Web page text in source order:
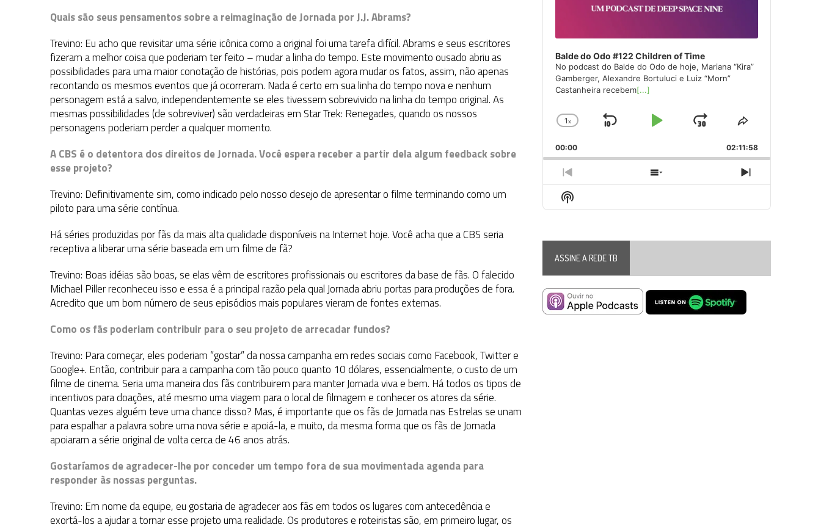
Quais são seus pensamentos sobre a reimaginação de Jornada por J.J. Abrams?
Trevino: Eu acho que revisitar uma série icônica como a original foi uma tarefa difícil. Abrams e seus escritores
fizeram a melhor coisa que poderiam ter feito – mudar a linha do tempo. Este movimento ousado abriu as
possibilidades para uma maior conotação de histórias, pois podem agora mudar os fatos, assim, não apenas
recontando os mesmos eventos que já ocorreram. Nada é certo em sua linha do tempo nova e nenhum
personagem está a salvo, independentemente se eles tivessem sobrevivido na linha do tempo original. As
mesmas possibilidades (de sobreviver) são verdadeiras em Star Trek: Renegades, quando os nossos
personagens poderiam perder a qualquer momento.
A CBS é o detentora dos direitos de Jornada. Você espera receber a partir dela algum feedback sobre
esse projeto?
Trevino: Definitivamente sim, como indicado pelo nosso desejo de apresentar o filme terminando como um
piloto para uma série contínua.
Há séries produzidas por fãs da mais alta qualidade disponíveis na Internet hoje. Você acha que a CBS seria
receptiva a liberar uma série baseada em um filme de fã?
Trevino: Boas idéias são boas, se elas vêm de escritores profissionais ou escritores da base de fãs. O falecido
Michael Piller reconheceu isso e essa é a principal razão pela qual Jornada abriu portas para produções de fora.
Acredito que um bom número de seus episódios mais populares vieram de fontes externas.
Como os fãs poderiam contribuir para o seu projeto de arrecadar fundos?
Trevino: Para começar, eles poderiam “gostar” da nossa campanha em redes sociais como Facebook, Twitter e
Google+. Então, contribuir para a campanha com tão pouco quanto 10 dólares, essencialmente, o custo de um
filme de cinema. Seria uma maneira dos fãs contribuirem para manter Jornada viva e bem. Há todos os tipos de
incentivos para doações, até mesmo uma viagem para o local de filmagem e conhecer os atores da série.
Quantas vezes alguém teve uma chance disso? Mas, é importante que os fãs de Jornada nas Estrelas se unam
para espalhar a palavra sobre uma nova série e apoiá-la, e muito, da mesma forma que os fãs de Jornada
apoiaram a série original de volta cerca de 46 anos atrás.
Gostaríamos de agradecer-lhe por conceder um tempo fora de sua movimentada agenda para
responder às nossas perguntas.
Trevino: Em nome da equipe, eu gostaria de agradecer aos fãs em todos os lugares com antecedência e
exortá-los a ajudar a tornar esse projeto uma realidade. Os produtores e roteiristas são, em primeiro lugar, os
Balde do Odo #122 Children of Time
No podcast do Balde do Odo de hoje, Mariana “Kira”
Gamberger, Alexandre Bortuluci e Luiz “Morn”
Castanheira recebem[...]
Change
Rate
1x
Skip
Play
Jump
Forward
Share
Episode
00:00 02:11:58
Previous
Episode
Show
Episodes
Next
Episode
Show
Podcast
ASSINE A REDE TB